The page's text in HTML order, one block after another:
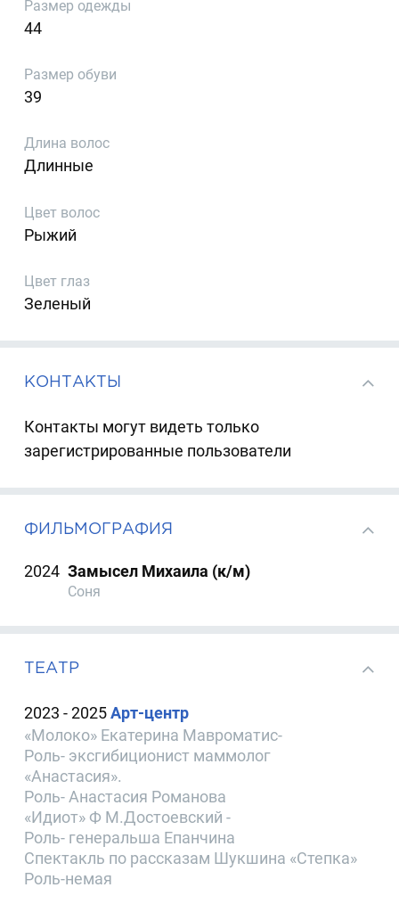
Размер одежды
44
Размер обуви
39
Длина волос
Длинные
Цвет волос
Рыжий
Цвет глаз
Зеленый
КОНТАКТЫ
Контакты могут видеть только
зарегистрированные пользователи
ФИЛЬМОГРАФИЯ
2024 Замысел Михаила (к/м)
Соня
ТЕАТР
2023 - 2025Арт-центр
«Молоко» Екатерина Мавроматис-
Роль- эксгибиционист маммолог
«Анастасия».
Роль- Анастасия Романова
«Идиот» Ф М.Достоевский -
Роль- генеральша Епанчина
Спектакль по рассказам Шукшина «Степка»
Роль-немая